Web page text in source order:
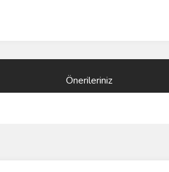
Önerileriniz